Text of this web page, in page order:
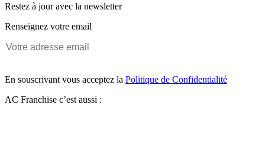
Restez à jour avec la newsletter
Renseignez votre email
En souscrivant vous acceptez la Politique de Confidentialité
AC Franchise c’est aussi :